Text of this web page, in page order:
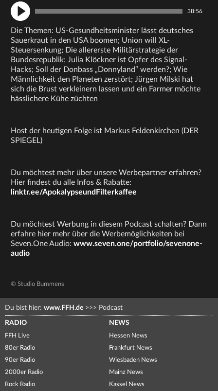
38:56
Die Themen: US-Gesundheitsminister lässt deutsches
Sauerkraut in den USA boomen; Union will XL-
Steuersenkung; Die allererste Militärstrategie der
Bundesrepublik; Julia Klöckner ist Opfer des Signal-
Hacks; Soll der Donbass „Donnyland“ werden?; Wie
Männlichkeit den Planeten zerstört; Jürgen Milski hat
sich die Brust verkleinern lassen und ein Farmer möchte
hässlichere Kühe züchten
Host der heutigen Folge ist Markus Feldenkirchen (DER
SPIEGEL)
Du möchtest mehr über unsere Werbepartner erfahren?
Hier findest du alle Infos & Rabatte:
linktr.ee/ApokalypseundFilterkaffee
Du möchtest Werbung in diesem Podcast schalten? Dann
erfahre hier mehr über die Werbemöglichkeiten bei
Seven.One Audio:www.seven.one/portfolio/sevenone-
audio
© Studio Bummens
Du bist hier: www.FFH.de >>> Podcast
RADIO
FFH Live
80er Radio
90er Radio
2000er Radio
Rock Radio
NEWS
Hessen News
Frankfurt News
Wiesbaden News
Mainz News
Kassel News